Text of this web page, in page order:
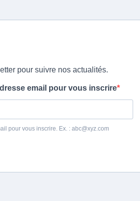
pour suivre nos actualités.
email pour vous inscrire
pour vous inscrire. Ex. : abc@xyz.com